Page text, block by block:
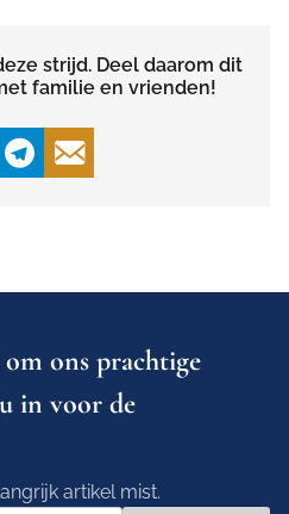
strijd. Deel daarom dit
familie en vrienden!
ons prachtige
in voor de
artikel mist.